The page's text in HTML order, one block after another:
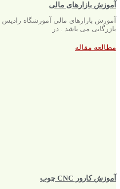
آموزش بازارهای مالی
آموزش بازارهای مالی آموزشگاه
بازرگانی می باشد . در
مطالعه مقاله
آموزش کارور CNC چوب